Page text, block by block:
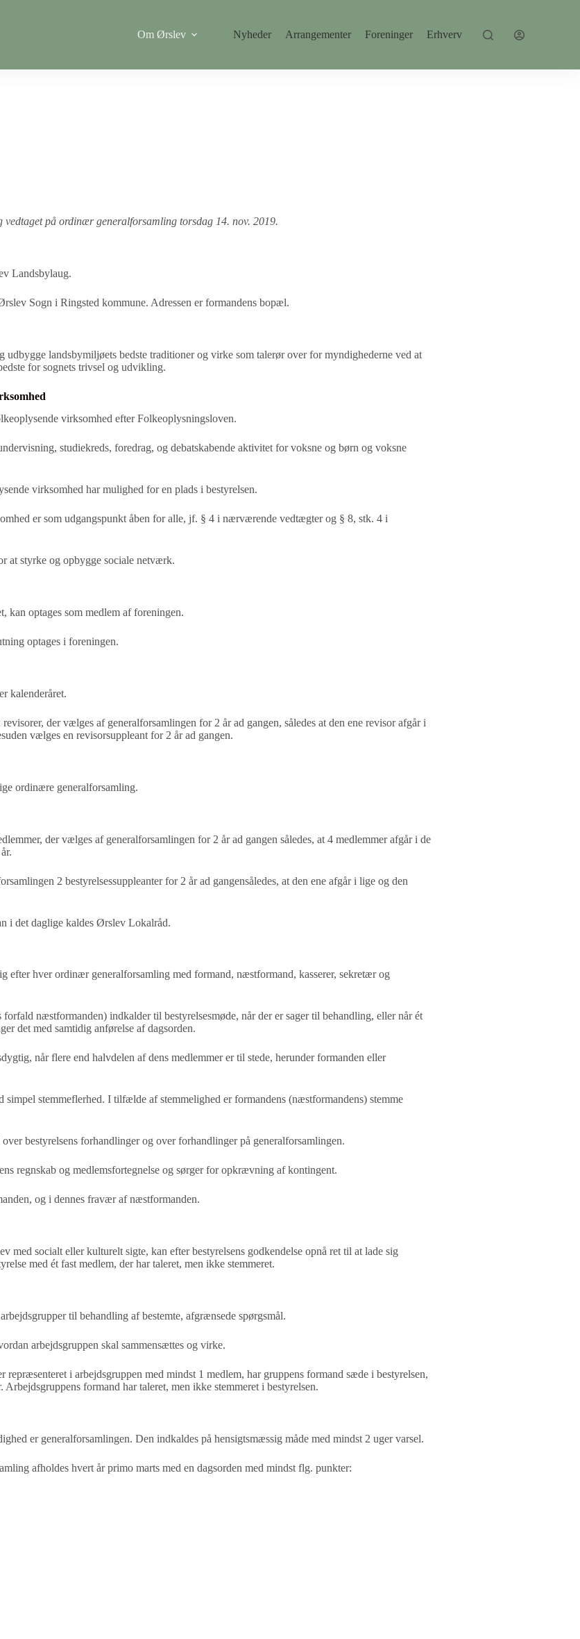
Om Ørslev Nyheder Arrangementer Foreninger Erhverv
på ordinær generalforsamling torsdag 14. nov. 2019.
Landsbylaug.
Sogn i Ringsted kommune. Adressen erformandens bopæl.
udbygge landsbymiljøets bedste traditioner og virke som talerør over for myndighederne ved at
for sognets trivsel og udvikling.
virksomhed efterFolkeoplysningsloven.
studiekreds, foredrag, og debatskabende aktivitet for voksne og børn og voksne
virksomhed har mulighed for en plads i bestyrelsen.
er som udgangspunkt åben for alle, jf. § 4 i nærværende vedtægter og § 8, stk. 4 i
at styrke og opbygge sociale netværk.
kan optages som medlem af foreningen.
optages i foreningen.
kalenderåret.
revisorer, der vælges af generalforsamlingen for 2 år ad gangen, således at den ene revisor afgår i
vælges en revisorsuppleant for 2 år ad gangen.
ordinære generalforsamling.
der vælges af generalforsamlingen for 2 år ad gangen således, at 4 medlemmer afgår i de
2 bestyrelsessuppleanter for 2 årad gangensåledes, at den ene afgår i lige og den
i det daglige kaldes Ørslev Lokalråd.
efter hver ordinær generalforsamling med formand, næstformand, kasserer, sekretær og
forfald næstformanden) indkalder til bestyrelsesmøde, når der er sager til behandling, eller når ét
det med samtidig anførelse af dagsorden.
når flere end halvdelen af dens medlemmer er til stede, herunder formanden eller
simpel stemmeflerhed. I tilfælde afstemmelighed er formandens (næstformandens) stemme
bestyrelsens forhandlinger og overforhandlinger på generalforsamlingen.
regnskab og medlemsfortegnelse og sørgerfor opkrævning af kontingent.
og i dennes fravær af næstformanden.
med socialt eller kulturelt sigte, kan efterbestyrelsens godkendelse opnå ret til at lade sig
med ét fast medlem, der har taleret, men ikke stemmeret.
til behandling af bestemte, afgrænsede spørgsmål.
arbejdsgruppen skal sammensættes og virke.
repræsenteret i arbejdsgruppen med mindst 1 medlem, har gruppens formand sæde i bestyrelsen,
Arbejdsgruppens formand har taleret, men ikke stemmeret i bestyrelsen.
er generalforsamlingen. Den indkaldes på hensigtsmæssig måde med mindst 2 uger varsel.
afholdes hvert år primo marts med en dagsorden med mindst flg. punkter: